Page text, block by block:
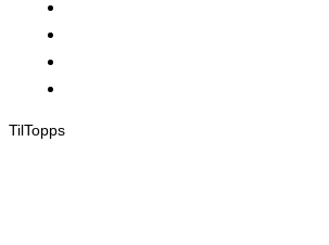
TilTopps